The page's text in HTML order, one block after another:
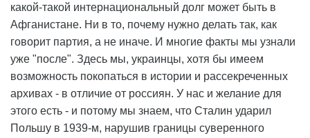
какой-такой интернациональный долг может быть в
Афганистане. Ни в то, почему нужно делать так, как
говорит партия, а не иначе. И многие факты мы узнали
уже "после". Здесь мы, украинцы, хотя бы имеем
возможность покопаться в истории и рассекреченных
архивах - в отличие от россиян. У нас и желание для
этого есть - и потому мы знаем, что Сталин ударил
Польшу в 1939-м, нарушив границы суверенного